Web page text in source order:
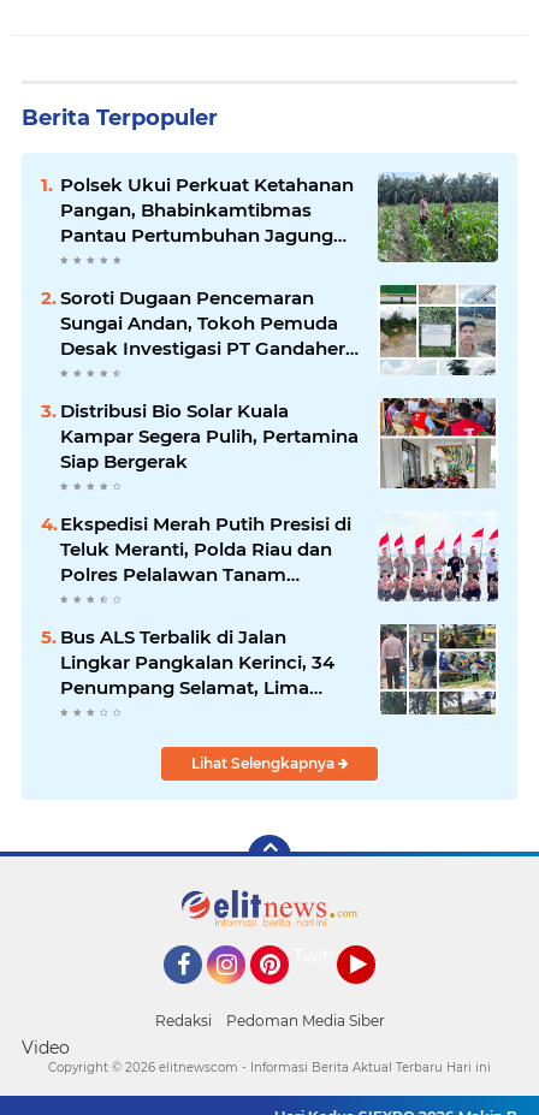
Berita Terpopuler
Polsek Ukui Perkuat Ketahanan
Pangan, Bhabinkamtibmas
Pantau Pertumbuhan Jagung
Petani di Desa Air Hitam
Soroti Dugaan Pencemaran
Sungai Andan, Tokoh Pemuda
Desak Investigasi PT Gandahera
Hendana
Distribusi Bio Solar Kuala
Kampar Segera Pulih, Pertamina
Siap Bergerak
Ekspedisi Merah Putih Presisi di
Teluk Meranti, Polda Riau dan
Polres Pelalawan Tanam
Mangrove Demi Negeri
Bus ALS Terbalik di Jalan
Lingkar Pangkalan Kerinci, 34
Penumpang Selamat, Lima
Alami Luka Ringan
Lihat Selengkapnya
Twitter
Redaksi Pedoman Media Siber
Video
Copyright © 2026 elitnewscom - Informasi Berita Aktual Terbaru Hari ini